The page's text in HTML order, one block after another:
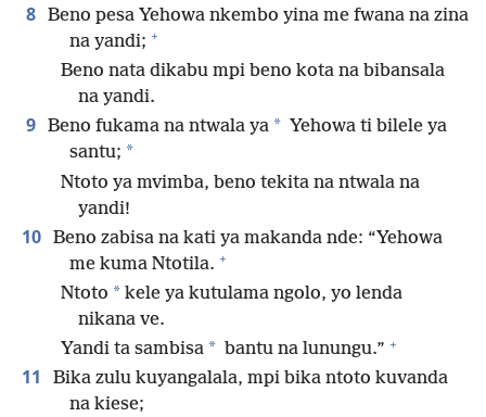
8 Beno pesa Yehowa nkembo yina me fwana na zina
na yandi; +
Beno nata dikabu mpi beno kota na bibansala
na yandi.
9 Beno fukama na ntwala ya * Yehowa ti bilele ya
santu; *
Ntoto ya mvimba, beno tekita na ntwala na
yandi!
10 Beno zabisa na kati ya makanda nde: “Yehowa
me kuma Ntotila. +
Ntoto * kele ya kutulama ngolo, yo lenda
nikana ve.
Yandi ta sambisa * bantu na lunungu.” +
11
Bika zulu kuyangalala, mpi bika ntoto kuvanda
na kiese;